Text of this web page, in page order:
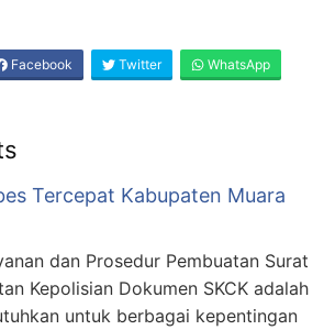
Facebook Twitter WhatsApp
Tercepat Kabupaten Muara
dan Prosedur Pembuatan Surat
Kepolisian Dokumen SKCK adalah
untuk berbagai kepentingan